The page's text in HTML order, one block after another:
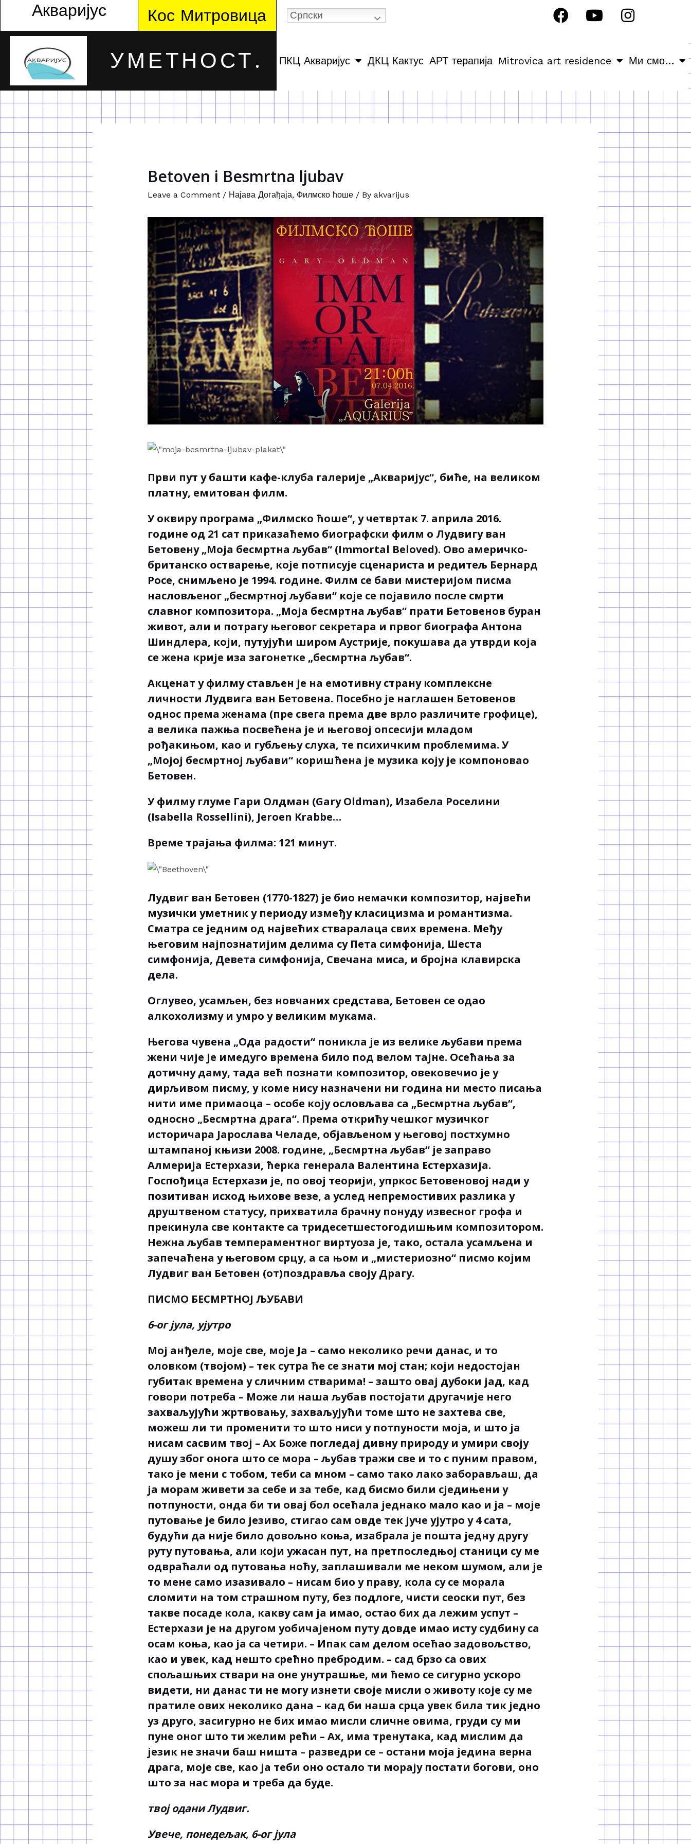
Акваријус Кос Митровица Српски
УМЕТНОСТ. ПКЦ Акваријус ДКЦ Кактус АРТ терапија Mitrovica art residence Ми смо…
Betoven i Besmrtna ljubav
Leave a Comment / Најава Догађаја, Филмско ћоше/ By akvarijus
Први пут у башти кафе-клуба галерије „Акваријус“, биће, на великом
платну, емитован филм.
У оквиру програма „Филмско ћоше“, у четвртак 7. априла 2016.
године од 21 сат приказаћемо биографски филм о Лудвигу ван
Бетовену „Моја бесмртна љубав“ (Immortal Beloved). Ово америчко-
британско остварење, које потписује сценариста и редитељ Бернард
Росе, снимљенo је 1994. године. Филм се бави мистеријом писма
насловљеног „бесмртној љубави“ које се појавило после смрти
славног композитора. „Моја бесмртна љубав“ прати Бетовенов буран
живот, али и потрагу његовог секретара и првог биографа Антона
Шиндлера, који, путујући широм Аустрије, покушава да утврди која
се жена крије иза загонетке „бесмртна љубав“.
Акценат у филму стављен је на емотивну страну комплексне
личности Лудвига ван Бетовена. Посебно је наглашен Бетовенов
однос према женама (пре свега према две врло различите грофице),
а велика пажња посвећена је и његовој опсесији младом
рођакињом, као и губљењу слуха, те психичким проблемима. У
„Мојој бесмртној љубави“ коришћена је музика коју је компоновао
Бетовен.
У филму глуме Гари Олдман (Gary Oldman), Изабела Роселини
(Isabella Rossellini), Jeroen Krabbe…
Време трајања филма: 121 минут.
Лудвиг ван Бетовен (1770-1827) је био немачки композитор, највећи
музички уметник у периоду између класицизма и романтизма.
Сматра се једним од највећих стваралаца свих времена. Међу
његовим најпознатијим делима су Пета симфонија, Шеста
симфонија, Девета симфонија, Свечана миса, и бројна клавирска
дела.
Оглувео, усамљен, без новчаних средстава, Бетовен се одао
алкохолизму и умро у великим мукама.
Његова чувена „Ода радости“ поникла је из велике љубави према
жени чије је имедуго времена било под велом тајне. Осећања за
дотичну даму, тада већ познати композитор, овековечио је у
дирљивом писму, у коме нису назначени ни година ни место писања
нити име примаоца – особе коју ословљава са „Бесмртна љубав“,
односно „Бесмртна драга“. Према открићу чешког музичког
историчара Јарослава Челаде, објављеном у његовој постхумно
штампаној књизи 2008. године, „Бесмртна љубав“ је заправо
Алмерија Естерхази, ћерка генерала Валентина Естерхазија.
Госпођица Естерхази је, по овој теорији, упркос Бетовеновој нади у
позитиван исход њихове везе, а услед непремостивих разлика у
друштвеном статусу, прихватила брачну понуду извесног грофа и
прекинула све контакте са тридесетшестогодишњим композитором.
Нежна љубав темпераментног виртуоза је, тако, остала усамљена и
запечаћена у његовом срцу, а са њом и „мистериозно“ писмо којим
Лудвиг ван Бетовен (от)поздравља своју Драгу.
ПИСМО БЕСМРТНОЈ ЉУБАВИ
6-ог јула, ујутро
Мој анђеле, моје све, моје Ја – само неколико речи данас, и то
оловком (твојом) – тек сутра ће се знати мој стан; који недостојан
губитак времена у сличним стварима! – зашто овај дубоки јад, кад
говори потреба – Може ли наша љубав постојати другачије него
захваљујући жртвовању, захваљујући томе што не захтева све,
можеш ли ти променити то што ниси у потпуности моја, и што ја
нисам сасвим твој – Ах Боже погледај дивну природу и умири своју
душу због онога што се мора – љубав тражи све и то с пуним правом,
тако је мени с тобом, теби са мном – само тако лако заборављаш, да
ја морам живети за себе и за тебе, кад бисмо били сједињени у
потпуности, онда би ти овај бол осећала једнако мало као и ја – моје
путовање је било језиво, стигао сам овде тек јуче ујутро у 4 сата,
будући да није било довољно коња, изабрала је пошта једну другу
руту путовања, али који ужасан пут, на претпоследњој станици су ме
одвраћали од путовања ноћу, заплашивали ме неком шумом, али је
то мене само изазивало – нисам био у праву, кола су се морала
сломити на том страшном путу, без подлоге, чисти сеоски пут, без
такве посаде кола, какву сам ја имао, остао бих да лежим успут –
Естерхази је на другом уобичајеном путу довде имао исту судбину са
осам коња, као ја са четири. – Ипак сам делом осећао задовољство,
као и увек, кад нешто срећно пребродим. – сад брзо са ових
спољашњих ствари на оне унутрашње, ми ћемо се сигурно ускоро
видети, ни данас ти не могу изнети своје мисли о животу које су ме
пратиле ових неколико дана – кад би наша срца увек била тик једно
уз друго, засигурно не бих имао мисли сличне овима, груди су ми
пуне оног што ти желим рећи – Ах, има тренутака, кад мислим да
језик не значи баш ништа – разведри се – остани моја једина верна
драга, моје све, као ја теби оно остало ти морају постати богови, оно
што за нас мора и треба да буде.
твој одани Лудвиг.
Увече, понедељак, 6-ог јула